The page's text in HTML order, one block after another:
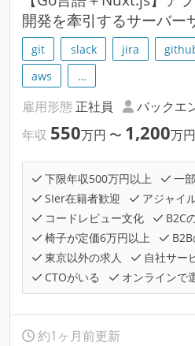
開発を牽引するサーバー
git slack jira
aws
…
雇用形態 正社員 バックエ
年収 550万円 〜 1,200万円
下限年収500万円以上
一
SIer在籍者歓迎
アジャイ
コードレビュー文化
B2C
椅子が定価6万円以上
東京以外の求人
自社サー
CTOがいる
オンラインで
約1ヶ月前更新